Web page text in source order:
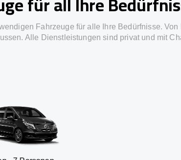
Fahrzeuge für alle Ihre Bedürfnisse. Von
Alle Dienstleistungen sind privat und mit